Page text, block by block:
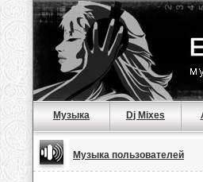
Музыка Dj Mixes
Музыка пользователей